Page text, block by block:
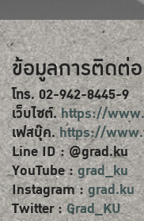
ข้อมูลการติดต่อ
โทร. 02-942-8445-9
เว็บไซต์.https://
เฟสบุ๊ค.https://
Line ID : @grad.ku
YouTube :grad_ku
Instagram :grad.ku
Twitter :Grad_KU